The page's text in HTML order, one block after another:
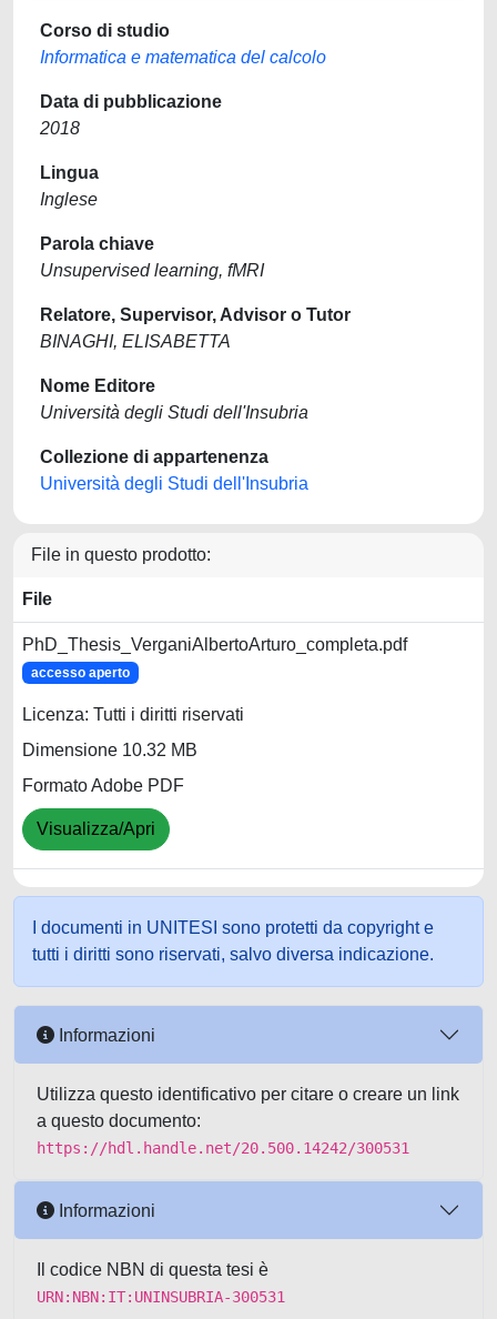
Corso di studio
Informatica e matematica del calcolo
Data di pubblicazione
2018
Lingua
Inglese
Parola chiave
Unsupervised learning, fMRI
Relatore, Supervisor, Advisor o Tutor
BINAGHI, ELISABETTA
Nome Editore
Università degli Studi dell'Insubria
Collezione di appartenenza
Università degli Studi dell'Insubria
File in questo prodotto:
File
PhD_Thesis_VerganiAlbertoArturo_completa.pdf
accesso aperto
Licenza: Tutti i diritti riservati
Dimensione 10.32 MB
Formato Adobe PDF
Visualizza/Apri
I documenti in UNITESI sono protetti da copyright e
tutti i diritti sono riservati, salvo diversa indicazione.
Informazioni
Utilizza questo identificativo per citare o creare un link
a questo documento:
https://hdl.handle.net/20.500.14242/300531
Informazioni
Il codice NBN di questa tesi è
URN:NBN:IT:UNINSUBRIA-300531